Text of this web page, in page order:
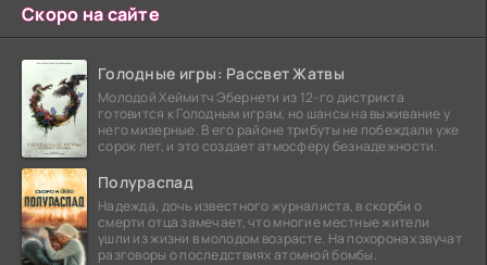
Скоро на сайте
Голодные игры: Рассвет Жатвы
Молодой Хеймитч Эбернети из 12-го дистрикта
готовится к Голодным играм, но шансы на выживание у
него мизерные. В его районе трибуты не побеждали уже
сорок лет, и это создает атмосферу безнадежности.
Полураспад
Надежда, дочь известного журналиста, в скорби о
смерти отца замечает, что многие местные жители
ушли из жизни в молодом возрасте. На похоронах звучат
разговоры о последствиях атомной бомбы.